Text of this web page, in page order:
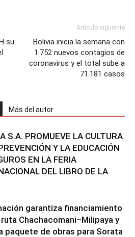
su
Artículo siguiente
Bolivia inicia la semana con
1.752 nuevos contagios de
coronavirus y el total sube a
71.181 casos
Más del autor
S.A. PROMUEVE LA CULTURA
Y LA EDUCACIÓN
EN LA FERIA
DEL LIBRO DE LA
garantiza financiamiento
Chachacomani–Milipaya y
paquete de obras para Sorata